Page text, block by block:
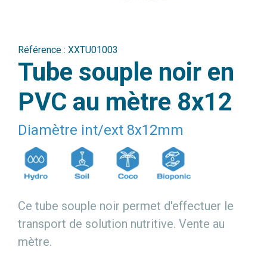
Référence : XXTU01003
Tube souple noir en
PVC au mètre 8x12
Diamètre int/ext 8x12mm
Ce tube souple noir permet d'effectuer le
transport de solution nutritive. Vente au
mètre.